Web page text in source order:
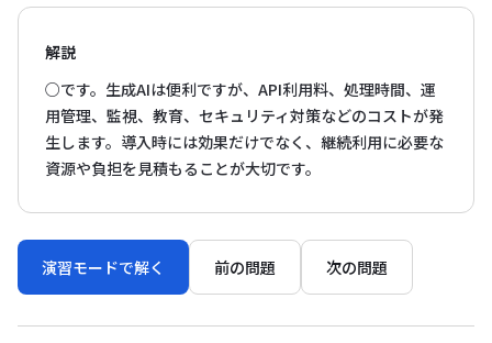
解説
○です。生成AIは便利ですが、API利用料、処理時間、運
用管理、監視、教育、セキュリティ対策などのコストが発
生します。導入時には効果だけでなく、継続利用に必要な
資源や負担を見積もることが大切です。
演習モードで解く 前の問題 次の問題